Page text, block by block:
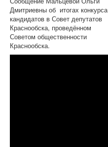
Дмитриевны об итогах конкурса
кандидатов в Совет депутатов
Краснообска, проведённом
Советом общественности
Краснообска.